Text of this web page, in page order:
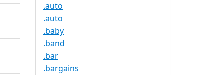
.auto
.auto
.baby
.band
.bar
.bargains